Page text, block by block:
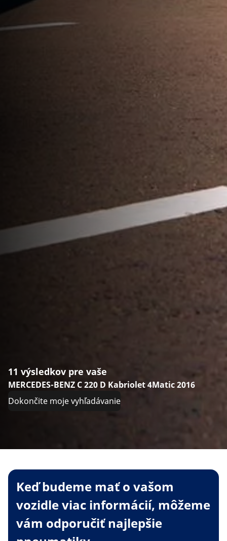
11 výsledkov pre vaše
MERCEDES-BENZ C 220 D Kabriolet 4Matic 2016
Dokončite moje vyhľadávanie
Keď budeme mať o vašom
vozidle viac informácií, môžeme
vám odporučiť najlepšie